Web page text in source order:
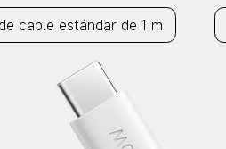
cable estándar de 1 m